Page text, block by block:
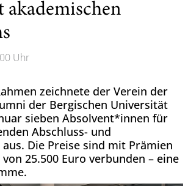
akademischen
Uhr
zeichnete der Verein der
der Bergischen Universität
sieben Absolvent*innen für
Abschluss- und
Die Preise sind mit Prämien
25.500 Euro verbunden – eine